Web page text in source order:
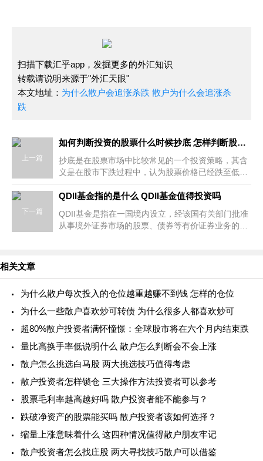
扫描下载汇乎app，发掘更多的外汇知识
转载请说明来源于"外汇天眼"
本文地址： 为什么散户会追涨杀跌 散户为什么会追涨杀
跌
上一篇
如何判断投资的股票什么时候抄底 怎样判断股票需要抄底
抄底是在股票市场中比较常见的一个投资策略，其含
义是在股市下跌过程中，认为股票价格已经跌至低
润。但是，抄底并不是一个简单的策略，需
下一篇
QDII基金指的是什么 QDII基金值得投资吗
QDII基金是指在一国境内设立，经该国有关部门批准
从事境外证券市场的股票、债券等有价证券业务的证
相关文章
为什么散户每次投入的仓位越重越赚不到钱 怎样的仓位
为什么一些散户喜欢炒可转债 为什么很多人都喜欢炒可
超80%散户投资者满怀憧憬：全球股市将在六个月内结束跌
量比高换手率低说明什么 散户怎么判断会不会上涨
散户怎么挑选白马股 两大挑选技巧值得考虑
散户投资者怎样锁仓 三大操作方法投资者可以参考
股票毛利率越高越好吗 散户投资者能不能参与？
跌破净资产的股票能买吗 散户投资者该如何选择？
缩量上涨意味着什么 这四种情况值得散户朋友牢记
散户投资者怎么找庄股 两大寻找技巧散户可以借鉴